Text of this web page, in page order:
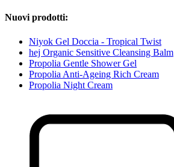
Nuovi prodotti:
Niyok Gel Doccia - Tropical Twist
hej Organic Sensitive Cleansing Balm
Propolia Gentle Shower Gel
Propolia Anti-Ageing Rich Cream
Propolia Night Cream